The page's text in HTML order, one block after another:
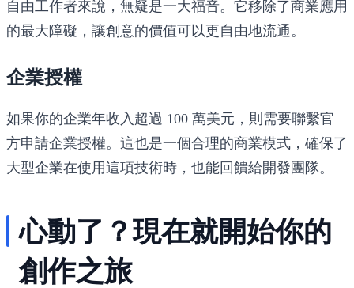
自由工作者來說，無疑是一大福音。它移除了商業應用
的最大障礙，讓創意的價值可以更自由地流通。
企業授權
如果你的企業年收入超過 100 萬美元，則需要聯繫官
方申請企業授權。這也是一個合理的商業模式，確保了
大型企業在使用這項技術時，也能回饋給開發團隊。
心動了？現在就開始你的
創作之旅